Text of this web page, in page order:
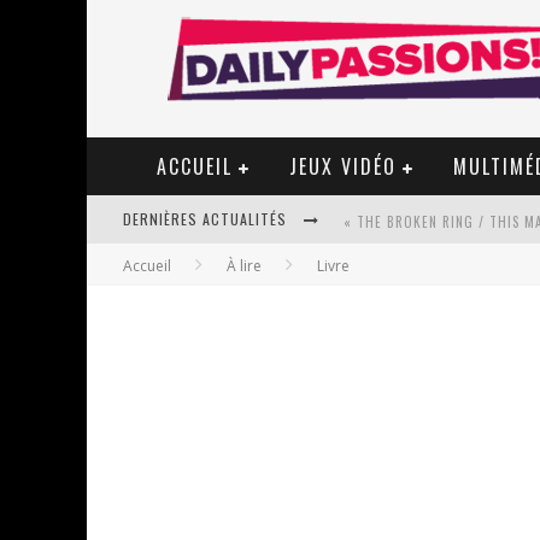
ACCUEIL JEUX VIDÉO
DERNIÈRES ACTUALITÉS
« MON VILLAGE RÉVOLTÉ » -
Accueil À lire Livre